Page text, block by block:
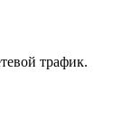
трафик.